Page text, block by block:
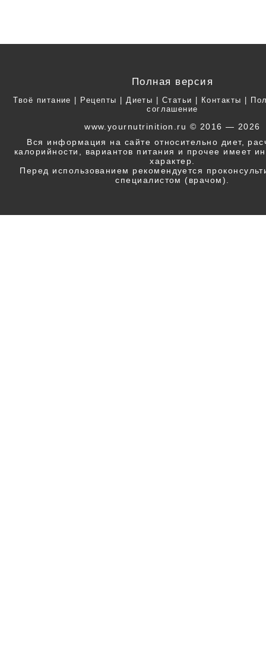
Полная версия
Твоё питание Рецепты |Диеты Статьи Контакты
соглашение
www.yournutrinition.ru © 2016 — 2026
Вся информация на сайте относительно диет,
калорийности, вариантов питания и прочее имеет
характер.
Перед использованием рекомендуется
специалистом (врачом).